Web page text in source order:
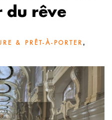
du rêve
& PRÊT-À-PORTER ,